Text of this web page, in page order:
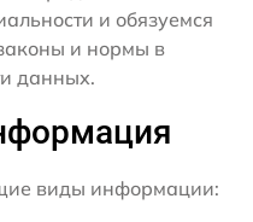
и обязуемся
и нормы в
данных.
виды информации: